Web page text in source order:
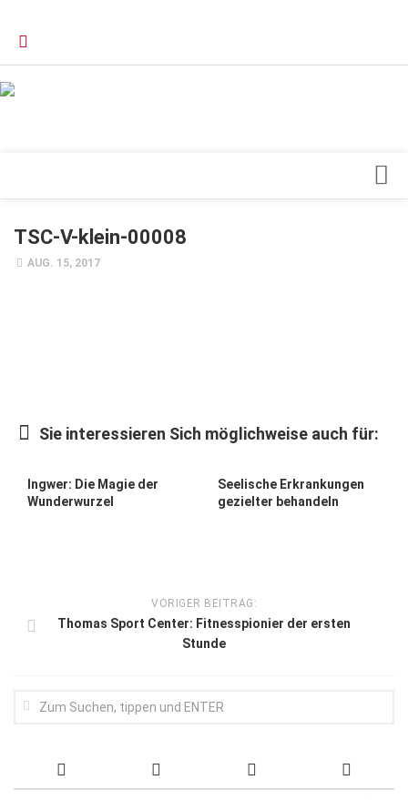
Forschung
Forum Gesundheit
Kampf gegen Krebs
TSC-V-klein-00008
AUG. 15, 2017
Sie interessieren Sich möglichweise auch für:
Ingwer: Die Magie der
Wunderwurzel
Seelische Erkrankungen
gezielter behandeln
VORIGER BEITRAG:
Thomas Sport Center: Fitnesspionier der ersten
Stunde